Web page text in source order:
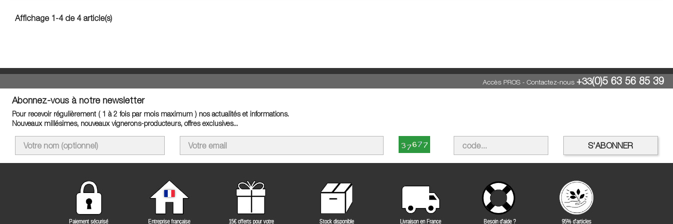
Affichage 1-4 de 4 article(s)
Accès PROS- Contactez-nous +33(0)5 63 56 85 39
Abonnez-vous à notre newsletter
Pour recevoir régulièrement ( 1 à 2 fois par mois maximum ) nos actualités et informations.
Nouveaux millésimes, nouveaux vignerons-producteurs, offres exclusives...